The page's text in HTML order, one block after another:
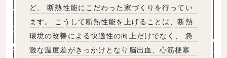
ど、 断熱性能にこだわった家づくりを行ってい
ます。 こうして断熱性能を上げることは、断熱
環境の改善による快適性の向上だけでなく、 急
激な温度差がきっかけとなり脳出血、心筋梗塞